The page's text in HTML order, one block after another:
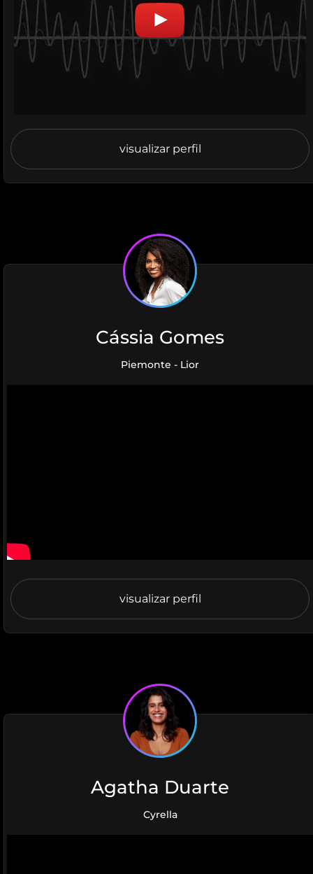
visualizar perfil
Cássia Gomes
Piemonte - Lior
visualizar perfil
Agatha Duarte
Cyrella